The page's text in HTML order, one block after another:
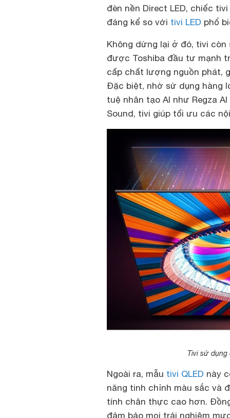
đèn nền Direct LED, chiếc
đáng kể so với tivi LED phổ
Không dừng lại ở đó, tivi còn
được Toshiba đầu tư mạnh
cấp chất lượng nguồn phát,
Đặc biệt, nhờ sử dụng hàng
tuệ nhân tạo AI như Regza AI
Sound, tivi giúp tối ưu các
Tivi sử dụng
Ngoài ra, mẫu tivi QLED này
năng tinh chỉnh màu sắc và
tính chân thực cao hơn.
đảm bảo mọi trải nghiệm